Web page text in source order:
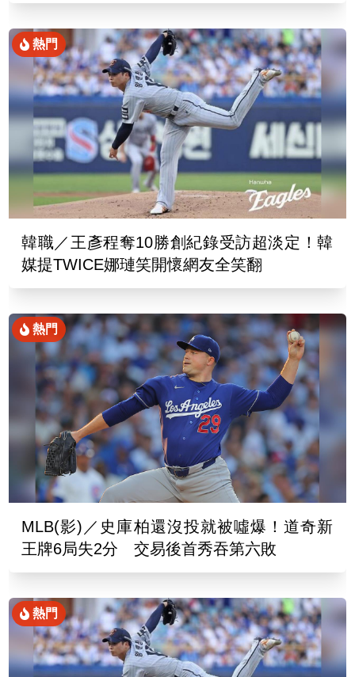
熱門
韓職／王彥程奪10勝創紀錄受訪超淡定！韓
媒提TWICE娜璉笑開懷網友全笑翻
熱門
MLB(影)／史庫柏還沒投就被噓爆！道奇新
王牌6局失2分 交易後首秀吞第六敗
熱門